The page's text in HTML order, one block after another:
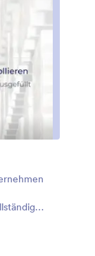
online